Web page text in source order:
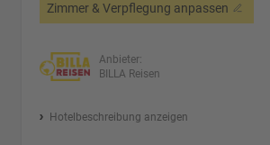
Zimmer & Verpflegung anpassen
Anbieter:
BILLA Reisen
Hotelbeschreibung anzeigen